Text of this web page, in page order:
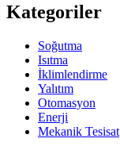
Kategoriler
Soğutma
Isıtma
İklimlendirme
Yalıtım
Otomasyon
Enerji
Mekanik Tesisat